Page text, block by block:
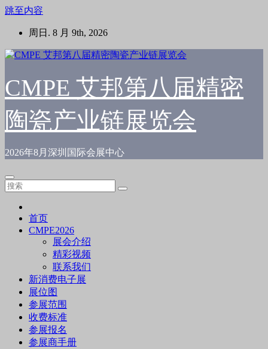
跳至内容
周日. 8 月 9th, 2026
CMPE 艾邦第八届精密
陶瓷产业链展览会
2026年8月深圳国际会展中心
首页
CMPE2026
展会介绍
精彩视频
联系我们
新消费电子展
展位图
参展范围
收费标准
参展报名
参展商手册